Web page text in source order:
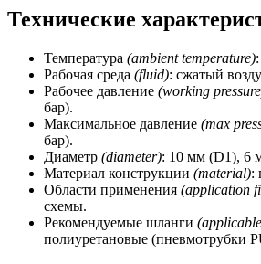
Технические
Температура (ambient temperature)
Рабочая среда (fluid): сжатый
Рабочее давление (working
бар).
Максимальное давление (max
бар).
Диаметр (diameter): 10 мм (D1), 6
Материал конструкции (material):
Области применения (application
схемы.
Рекомендуемые шланги
полиуретановые (пневмотрубки